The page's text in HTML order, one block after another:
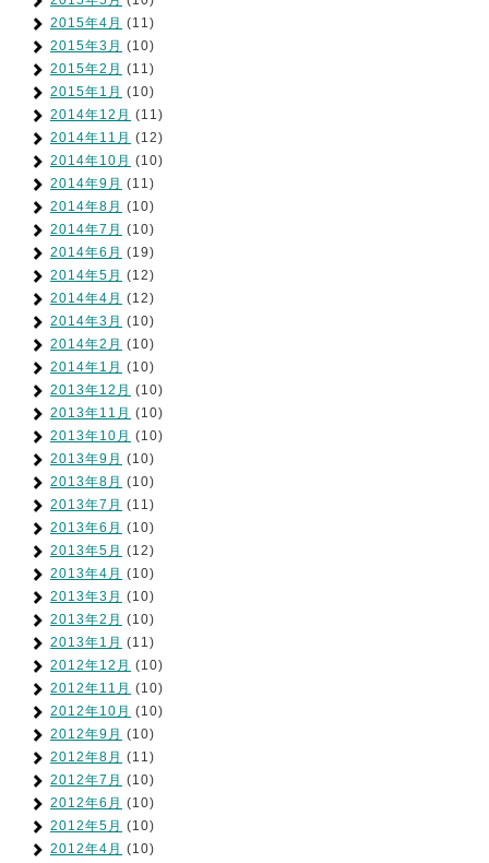
2015年4月 (11)
2015年3月 (10)
2015年2月 (11)
2015年1月 (10)
2014年12月 (11)
2014年11月 (12)
2014年10月 (10)
2014年9月 (11)
2014年8月 (10)
2014年7月 (10)
2014年6月 (19)
2014年5月 (12)
2014年4月 (12)
2014年3月 (10)
2014年2月 (10)
2014年1月 (10)
2013年12月 (10)
2013年11月 (10)
2013年10月 (10)
2013年9月 (10)
2013年8月 (10)
2013年7月 (11)
2013年6月 (10)
2013年5月 (12)
2013年4月 (10)
2013年3月 (10)
2013年2月 (10)
2013年1月 (11)
2012年12月 (10)
2012年11月 (10)
2012年10月 (10)
2012年9月 (10)
2012年8月 (11)
2012年7月 (10)
2012年6月 (10)
2012年5月 (10)
2012年4月 (10)